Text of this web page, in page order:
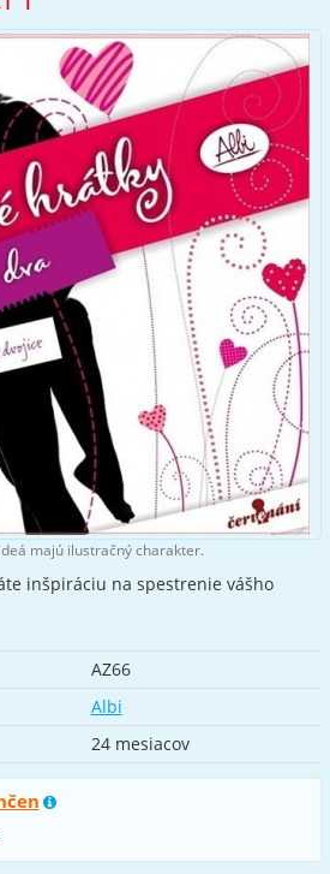
majú ilustračný charakter.
inšpiráciu na spestrenie vášho
AZ66
Albi
24 mesiacov